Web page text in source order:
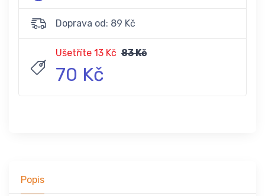
Doprava od: 89 Kč
Ušetříte 13 Kč 83 Kč
70 Kč
Popis